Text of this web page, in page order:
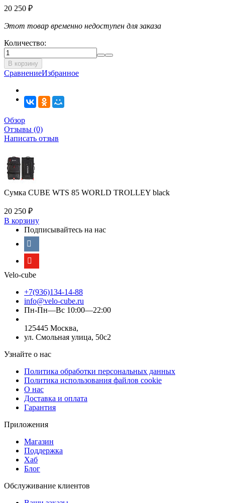
20 250 ₽
Этот товар временно недоступен для заказа
Количество:
В корзину
СравнениеИзбранное
Обзор
Отзывы (0)
Написать отзыв
Сумка CUBE WTS 85 WORLD TROLLEY black
20 250 ₽
В корзину
Подписывайтесь на нас
Velo-cube
+7(936)134-14-88
info@velo-cube.ru
Пн-Пн—Вс 10:00—22:00
125445 Москва,
ул. Смольная улица, 50с2
Узнайте о нас
Политика обработки персональных данных
Политика использования файлов cookie
О нас
Доставка и оплата
Гарантия
Приложения
Магазин
Поддержка
Хаб
Блог
Обслуживание клиентов